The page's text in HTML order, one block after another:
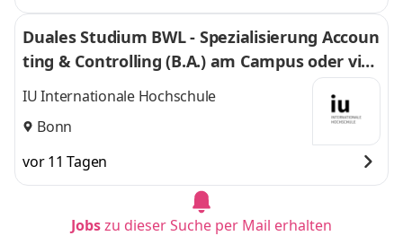
Duales Studium BWL - Spezialisierung Accoun
ting & Controlling (B.A.) am Campus oder virt
uell
IU Internationale Hochschule
Bonn
vor 11 Tagen
Jobszu dieser Suche per Mail erhalten